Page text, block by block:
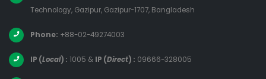
Technology, Gazipur, Gazipur-1707, Bangladesh
Phone: +88-02-49274003
IP (Local) : 1005 & IP (Direct) : 09666-328005